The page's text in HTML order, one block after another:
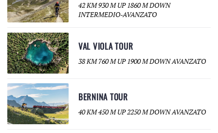
42 KM 930 M UP 1860 M DOWN
INTERMEDIO-AVANZATO
VAL VIOLA TOUR
38 KM 760 M UP 1900 M DOWN AVANZATO
BERNINA TOUR
40 KM 450 M UP 2250 M DOWN AVANZATO